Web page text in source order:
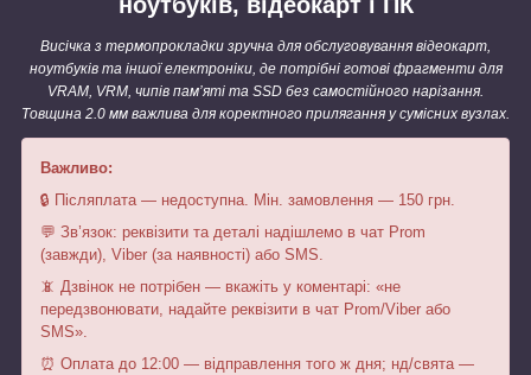
Висічка з термопрокладки зручна для обслуговування відеокарт,
ноутбуків та іншої електроніки, де потрібні готові фрагменти для
VRAM, VRM, чипів пам’яті та SSD без самостійного нарізання.
Товщина 2.0 мм важлива для коректного прилягання у сумісних вузлах.
Важливо:
🔒 Післяплата — недоступна. Мін. замовлення — 150 грн.
💬 Зв’язок: реквізити та деталі надішлемо в чат Prom
(завжди), Viber (за наявності) або SMS.
📵 Дзвінок не потрібен — вкажіть у коментарі: «не
передзвонювати, надайте реквізити в чат Prom/Viber або
SMS».
⏰ Оплата до 12:00 — відправлення того ж дня; нд/свята —